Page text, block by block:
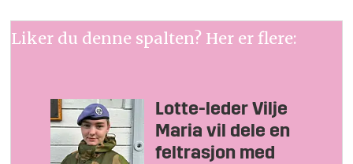
Liker du denne spalten? Her er flere:
Lotte-leder Vilje
Maria vil dele en
feltrasjon med